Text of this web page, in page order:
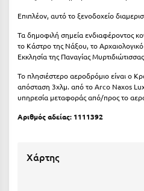
Πρέβεζα
Πύλος
Πύργος
Ρέθυμνο
Επιπλέον, αυτό το ξενοδοχείο
Τα δημοφιλή σημεία ενδιαφέροντος
το Κάστρο της Νάξου, το
Εκκλησία της Παναγίας
Το πλησιέστερο αεροδρόμιο είναι ο
απόσταση 3χλμ. από το Arco Naxos
υπηρεσία μεταφοράς από/προς το
Αριθμός αδείας: 1111392
Χάρτης